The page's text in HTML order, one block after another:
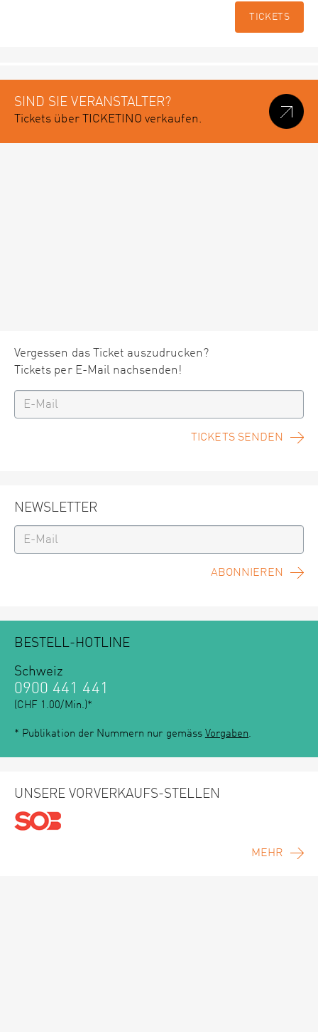
TICKETS
SIND SIE VERANSTALTER?
Tickets über TICKETINO verkaufen.
Vergessen das Ticket auszudrucken?
Tickets per E-Mail nachsenden!
TICKETS SENDEN
NEWSLETTER
ABONNIEREN
BESTELL-HOTLINE
Schweiz
0900 441 441
(CHF 1.00/Min.)*
* Publikation der Nummern nur gemäss Vorgaben.
UNSERE VORVERKAUFS-STELLEN
MEHR